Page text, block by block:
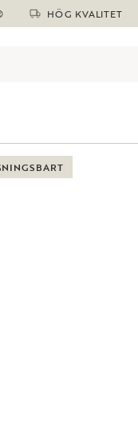
HÖG KVALITET